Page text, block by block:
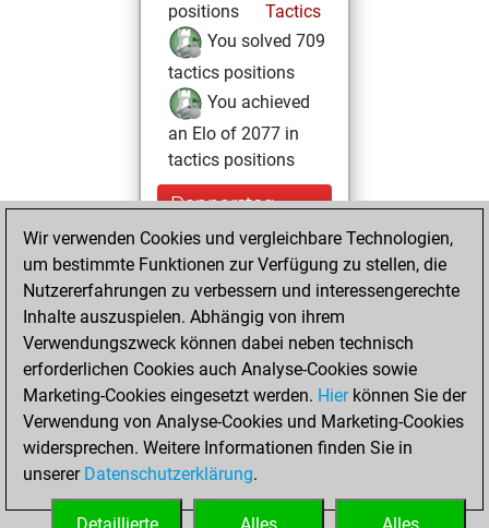
positions
Tactics
You solved 709
tactics positions
You achieved
an Elo of 2077 in
tactics positions
Donnerstag,
August 19, 2021
You created
your Fritz account
Fritz
Sonntag,
März 29, 2020
You played 1
slow games
Play
You scored +0
=1 -0 in slow games
Wir verwenden Cookies und vergleichbare Technologien,
um bestimmte Funktionen zur Verfügung zu stellen, die
Nutzererfahrungen zu verbessern und interessengerechte
Inhalte auszuspielen. Abhängig von ihrem
Verwendungszweck können dabei neben technisch
erforderlichen Cookies auch Analyse-Cookies sowie
Marketing-Cookies eingesetzt werden. Hierkönnen Sie der
Verwendung von Analyse-Cookies und Marketing-Cookies
widersprechen. Weitere Informationen finden Sie in
unserer Datenschutzerklärung.